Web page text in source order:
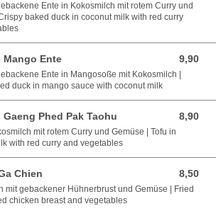
Ente in Kokosmilch mit rotem Curry und
baked duck in coconut milk with red curry
Mango Ente 9,90
9,90 EUR
Ente in Mangosoße mit Kokosmilch |
duck in mango sauce with coconut milk
Gaeng Phed Pak Taohu 8,90
8,90 EUR
mit rotem Curry und Gemüse | Tofu in
with red curry and vegetables
Chien 8,50
8,50 EUR
mit gebackener Hühnerbrust und Gemüse | Fried
chicken breast and vegetables